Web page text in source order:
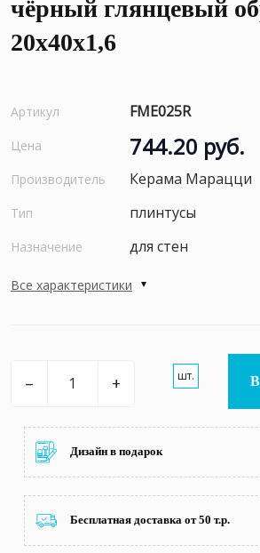
чёрный глянцевый
20x40x1,6
Артикул FME025R
Цена 744.20 руб.
Производитель Керама Марацци
Тип плинтусы
Назначение для стен
Все характеристики
– + шт.
Дизайн в подарок
Бесплатная доставка от 50 т.р.